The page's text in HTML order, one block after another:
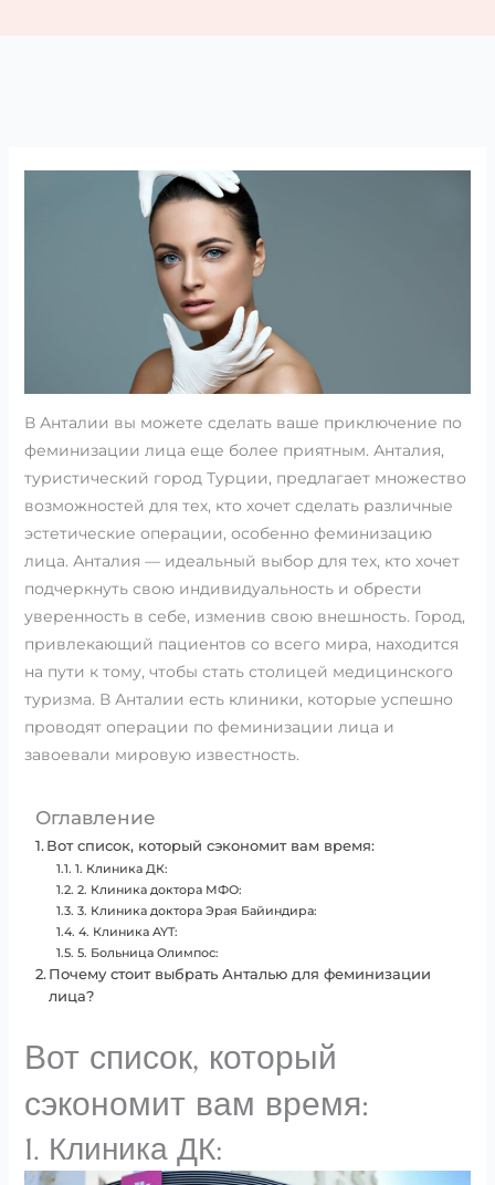
В Анталии вы можете сделать ваше приключение по
феминизации лица еще более приятным. Анталия,
туристический город Турции, предлагает множество
возможностей для тех, кто хочет сделать различные
эстетические операции, особенно феминизацию
лица. Анталия — идеальный выбор для тех, кто хочет
подчеркнуть свою индивидуальность и обрести
уверенность в себе, изменив свою внешность. Город,
привлекающий пациентов со всего мира, находится
на пути к тому, чтобы стать столицей медицинского
туризма. В Анталии есть клиники, которые успешно
проводят операции по феминизации лица и
завоевали мировую известность.
Оглавление
Вот список, который сэкономит вам время:
1. Клиника ДК:
2. Клиника доктора МФО:
3. Клиника доктора Эрая Байиндира:
4. Клиника AYT:
5. Больница Олимпос:
Почему стоит выбрать Анталью для феминизации
лица?
Вот список, который
сэкономит вам время:
1. Клиника ДК: